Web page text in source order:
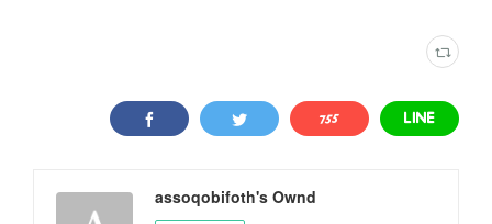
assoqobifoth's Ownd